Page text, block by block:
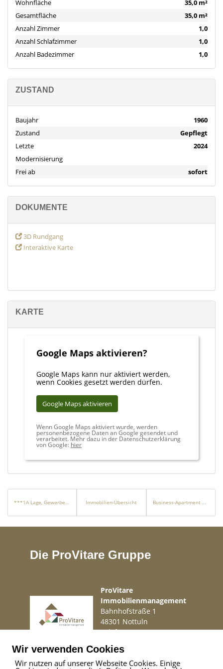
Wohnfläche
35,0 m²
Gesamtfläche
35,0 m²
Anzahl Zimmer
1,0
Anzahl Schlafzimmer
1,0
Anzahl Badezimmer
1,0
ZUSTAND
Baujahr
1960
Zustand
Gepflegt
Letzte
Modernisierung
2024
Frei ab sofort
DOKUMENTE
3D Rundgang
Interaktive Karte
KARTE
Google Maps aktivieren?
Google Maps kann nur aktiviert werden,
wenn Cookies gesetzt werden dürfen.
Google Maps aktivieren
Wenn Google Maps aktiviert wurde, werden
personenbezogene Daten an Google gesendet und
verarbeitet. Mehr dazu in der Datenschutzerklärung
von Google: hier
***1A Lage, Gewerbehalle mit Büros in Gadebusch*** Immobilien-Übersicht Business-Apartment mit Umsatzsteuerausweis / Kurzzeitvermietung
Die ProVitare Gruppe
ProVitare
Immobilienmanagement
Bahnhofstraße 1
48301 Nottuln
Telefon02509 99 49 871
Wir verwenden Cookies
Wir nutzen auf unserer Webseite Cookies. Einige